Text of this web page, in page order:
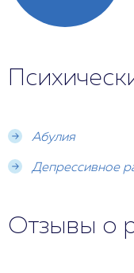
Абулия
Депрессивное
Отзывы о